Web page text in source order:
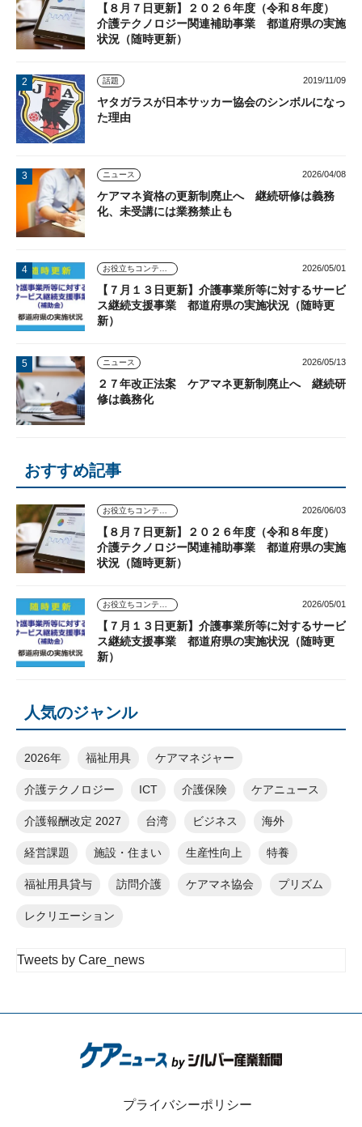
【８月７日更新】２０２６年度（令和８年度）
介護テクノロジー関連補助事業 都道府県の実施
状況（随時更新）
話題 2019/11/09
ヤタガラスが日本サッカー協会のシンボルになっ
た理由
ニュース 2026/04/08
ケアマネ資格の更新制廃止へ 継続研修は義務
化、未受講には業務禁止も
2026/05/01
【７月１３日更新】介護事業所等に対するサービ
ス継続支援事業 都道府県の実施状況（随時更
新）
ニュース 2026/05/13
２７年改正法案 ケアマネ更新制廃止へ 継続研
修は義務化
おすすめ記事
2026/06/03
【８月７日更新】２０２６年度（令和８年度）
介護テクノロジー関連補助事業 都道府県の実施
状況（随時更新）
2026/05/01
【７月１３日更新】介護事業所等に対するサービ
ス継続支援事業 都道府県の実施状況（随時更
新）
人気のジャンル
2026年 福祉用具 ケアマネジャー
介護テクノロジー ICT 介護保険 ケアニュース
介護報酬改定 2027 台湾 ビジネス 海外
経営課題 施設・住まい 生産性向上 特養
福祉用具貸与 訪問介護 ケアマネ協会 プリズム
レクリエーション
Tweets by Care_news
プライバシーポリシー